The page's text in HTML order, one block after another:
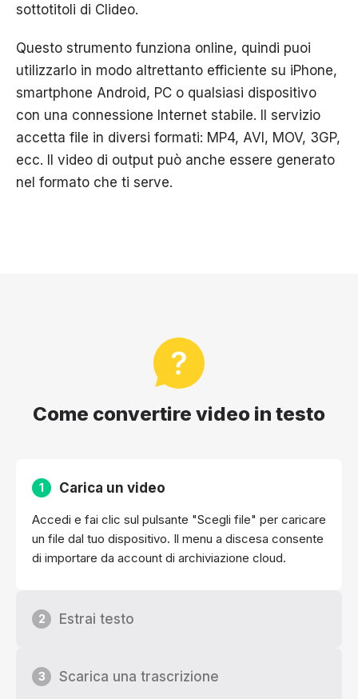
sottotitoli di Clideo.
Questo strumento funziona online, quindi puoi
utilizzarlo in modo altrettanto efficiente su iPhone,
smartphone Android, PC o qualsiasi dispositivo
con una connessione Internet stabile. Il servizio
accetta file in diversi formati: MP4, AVI, MOV, 3GP,
ecc. Il video di output può anche essere generato
nel formato che ti serve.
Come convertire video in testo
1 Carica un video
Accedi e fai clic sul pulsante "Scegli file" per caricare
un file dal tuo dispositivo. Il menu a discesa consente
di importare da account di archiviazione cloud.
2 Estrai testo
3 Scarica una trascrizione